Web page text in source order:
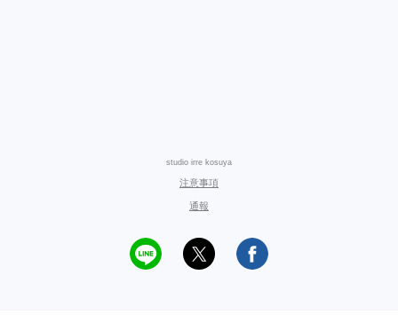
studio irre kosuya
注意事項
通報